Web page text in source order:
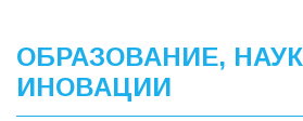
ОБРАЗОВАНИЕ,
ИНОВАЦИИ